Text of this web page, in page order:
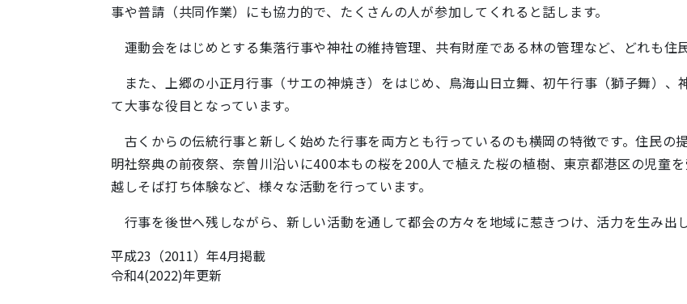
事や普請（共同作業）にも協力的で、たくさんの人が参加してくれると話します。
運動会をはじめとする集落行事や神社の維持管理、共有財産である林の管理など、どれも住
また、上郷の小正月行事（サエの神焼き）をはじめ、鳥海山日立舞、初午行事（獅子舞）、
て大事な役目となっています。
古くからの伝統行事と新しく始めた行事を両方とも行っているのも横岡の特徴です。住民の
明社祭典の前夜祭、奈曽川沿いに400本もの桜を200人で植えた桜の植樹、東京都港区の児童
越しそば打ち体験など、様々な活動を行っています。
行事を後世へ残しながら、新しい活動を通して都会の方々を地域に惹きつけ、活力を生み出
平成23（2011）年4月掲載
令和4(2022)年更新